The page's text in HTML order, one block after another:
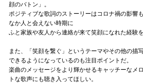
顔のバトン」。
ポジティブな歌詞のストーリーはコロナ禍の影響
なか人と会えない時期に
ふと家族や友人から連絡が来て笑顔になれた経験
また、「笑顔を繋ぐ」というテーマやその他の描
できるようになっているのも注目ポイントだ。
楽曲のメッセージをより輝かせるキャッチーなメ
トな歌声にも聴き入ってほしい。